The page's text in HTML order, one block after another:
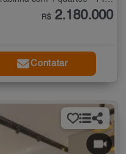
R$ 2.180.000
Contatar